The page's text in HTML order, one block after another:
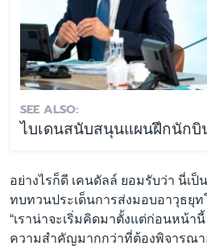
SEE ALSO:
ไบเดนสนับสนุนแผนฝึกนักบิ
อย่างไรก็ดี เคนดัลล์ ยอมรับว่า นี่เป็
ทบทวนประเด็นการส่งมอบอาวุธยุ
“เราน่าจะเริ่มคิดมาตั้งแต่ก่อนหน้า
ความสำคัญมากกว่าที่ต้องพิจารณา